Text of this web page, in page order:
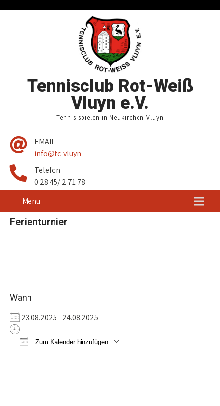
Tennisclub Rot-Weiß
Vluyn e.V.
Tennis spielen in Neukirchen-Vluyn
EMAIL
info@tc-vluyn
Telefon
0 28 45/ 2 71 78
Menu
Ferienturnier
Wann
23.08.2025 - 24.08.2025
Zum Kalender hinzufügen